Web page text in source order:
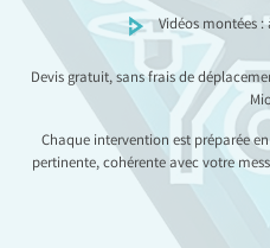
Vidéos montées
Devis gratuit, sans frais de
Chaque intervention est préparée
pertinente, cohérente avec votre